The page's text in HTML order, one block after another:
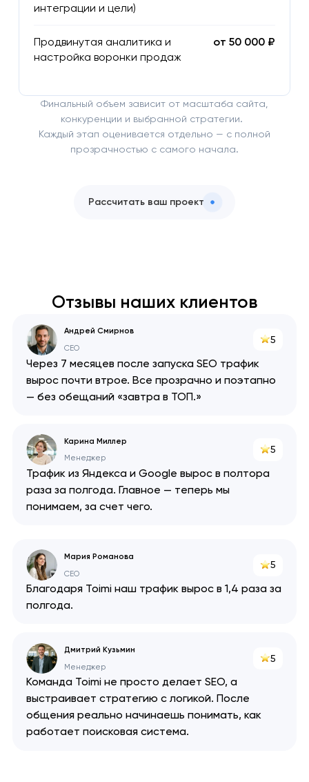
интеграции и цели)
Продвинутая аналитика и
настройка воронки продаж
от 50 000 ₽
Финальный объем зависит от масштаба сайта,
конкуренции и выбранной стратегии.
Каждый этап оценивается отдельно — с полной
прозрачностью с самого начала.
Рассчитать ваш проект
Отзывы наших клиентов
Андрей Смирнов
CEO
5
Через 7 месяцев после запуска SEO трафик
вырос почти втрое. Все прозрачно и поэтапно
— без обещаний «завтра в ТОП.»
Карина Миллер
Менеджер
5
Трафик из Яндекса и Google вырос в полтора
раза за полгода. Главное — теперь мы
понимаем, за счет чего.
Мария Романова
CEO
5
Благодаря Toimi наш трафик вырос в 1,4 раза за
полгода.
Дмитрий Кузьмин
Менеджер
5
Команда Toimi не просто делает SEO, а
выстраивает стратегию с логикой. После
общения реально начинаешь понимать, как
работает поисковая система.